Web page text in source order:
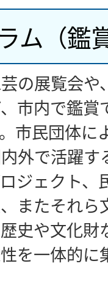
ム（鑑
の展覧会や
市内で鑑賞
市民団体に
外で活躍す
ジェクト
またそれ
史や文化
を一体的に